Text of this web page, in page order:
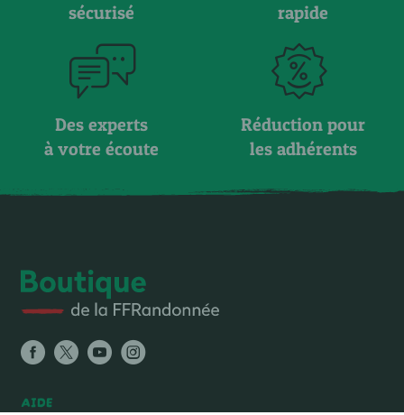
sécurisé
rapide
Des experts
à votre écoute
Réduction pour
les adhérents
AIDE